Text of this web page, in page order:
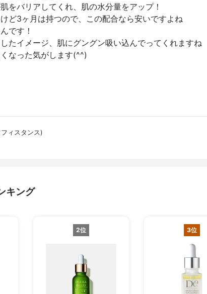
をバリアしてくれ、肌の水分量をアップ！
ど3ヶ月は持つので、この配合なら安いですよね
です！
たイメージ、肌にグングン吸い込んでってくれますね
なった気がします(^^)
ィスタンス)
キング
2位 3位